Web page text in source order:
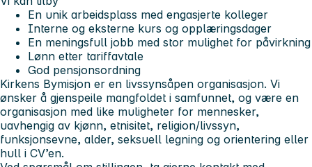
En unik arbeidsplass med engasjerte kolleger
Interne og eksterne kurs og opplæringsdager
En meningsfull jobb med stor mulighet for påvirkning
Lønn etter tariffavtale
God pensjonsordning
Kirkens Bymisjon er en livssynsåpen organisasjon. Vi
ønsker å gjenspeile mangfoldet i samfunnet, og være en
organisasjon med like muligheter for mennesker,
uavhengig av kjønn, etnisitet, religion/livssyn,
funksjonsevne, alder, seksuell legning og orientering eller
hull i CV’en.